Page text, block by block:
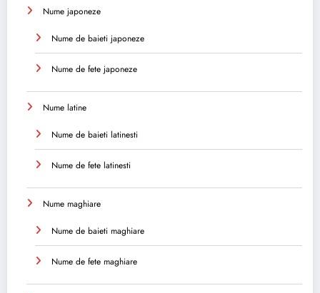
Nume japoneze
Nume de baieti japoneze
Nume de fete japoneze
Nume latine
Nume de baieti latinesti
Nume de fete latinesti
Nume maghiare
Nume de baieti maghiare
Nume de fete maghiare